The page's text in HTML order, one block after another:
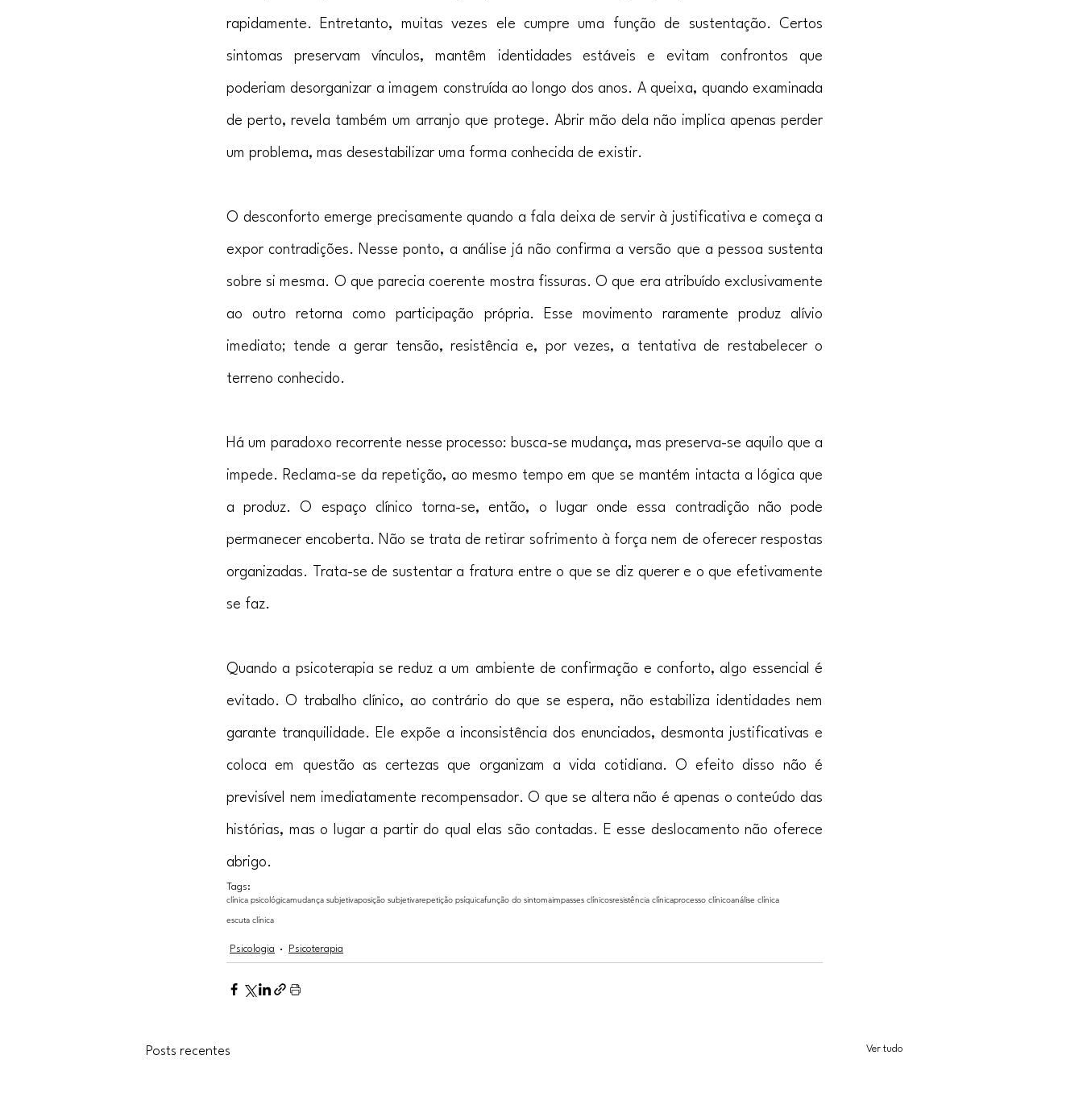
rapidamente. Entretanto, muitas vezes ele cumpre uma função de sustentação. Certos
sintomas preservam vínculos, mantêm identidades estáveis e evitam confrontos que
poderiam desorganizar a imagem construída ao longo dos anos. A queixa, quando examinada
de perto, revela também um arranjo que protege. Abrir mão dela não implica apenas perder
um problema, mas desestabilizar uma forma conhecida de existir.
O desconforto emerge precisamente quando a fala deixa de servir à justificativa e começa a
expor contradições. Nesse ponto, a análise já não confirma a versão que a pessoa sustenta
sobre si mesma. O que parecia coerente mostra fissuras. O que era atribuído exclusivamente
ao outro retorna como participação própria. Esse movimento raramente produz alívio
imediato; tende a gerar tensão, resistência e, por vezes, a tentativa de restabelecer o
terreno conhecido.
Há um paradoxo recorrente nesse processo: busca-se mudança, mas preserva-se aquilo que a
impede. Reclama-se da repetição, ao mesmo tempo em que se mantém intacta a lógica que
a produz. O espaço clínico torna-se, então, o lugar onde essa contradição não pode
permanecer encoberta. Não se trata de retirar sofrimento à força nem de oferecer respostas
organizadas. Trata-se de sustentar a fratura entre o que se diz querer e o que efetivamente
se faz.
Quando a psicoterapia se reduz a um ambiente de confirmação e conforto, algo essencial é
evitado. O trabalho clínico, ao contrário do que se espera, não estabiliza identidades nem
garante tranquilidade. Ele expõe a inconsistência dos enunciados, desmonta justificativas e
coloca em questão as certezas que organizam a vida cotidiana. O efeito disso não é
previsível nem imediatamente recompensador. O que se altera não é apenas o conteúdo das
histórias, mas o lugar a partir do qual elas são contadas. E esse deslocamento não oferece
abrigo.
Tags:
clínica psicológicamudança subjetivaposição subjetivarepetição psíquicafunção do sintomaimpasses clínicosresistência clínicaprocesso clínicoanálise clínica
escuta clínica
Psicologia Psicoterapia
Posts recentes Ver tudo